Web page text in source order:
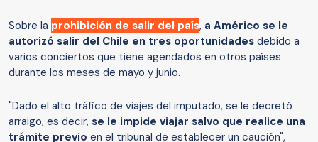
Sobre la prohibición de salir del país, a Américo se le
autorizó salir del Chile en tres oportunidades debido a
varios conciertos que tiene agendados en otros países
durante los meses de mayo y junio.
"Dado el alto tráfico de viajes del imputado, se le decretó
arraigo, es decir, se le impide viajar salvo que realice una
trámite previo en el tribunal de establecer un caución",